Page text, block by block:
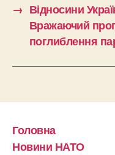
→ Відносини
Вражаючий
поглиблення
Головна
Новини НАТО